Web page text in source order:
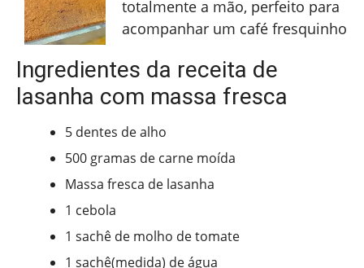
totalmente a mão, perfeito para
acompanhar um café fresquinho
Ingredientes da receita de
lasanha com massa fresca
5 dentes de alho
500 gramas de carne moída
Massa fresca de lasanha
1 cebola
1 sachê de molho de tomate
1 sachê(medida) de água